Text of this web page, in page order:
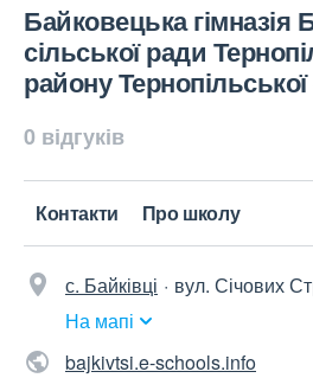
Байковецька гімназія
сільської ради
району Тернопільської
0 відгуків
Контакти Про школу
с. Байківці
вул. Січових
На мапі
bajkivtsi.e-schools.info